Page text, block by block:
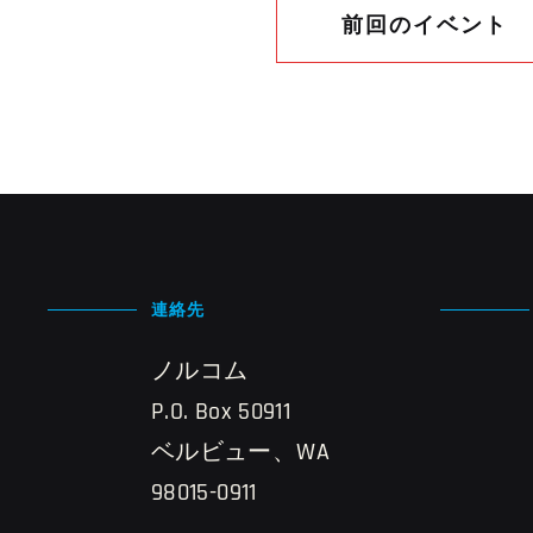
前回のイベント
連絡先
ノルコム
P.O. Box 50911
ベルビュー、WA
98015-0911